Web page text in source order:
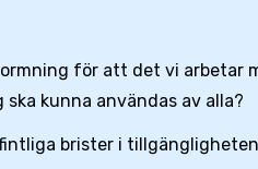
för att det vi arbetar
kunna användas av alla?
brister i